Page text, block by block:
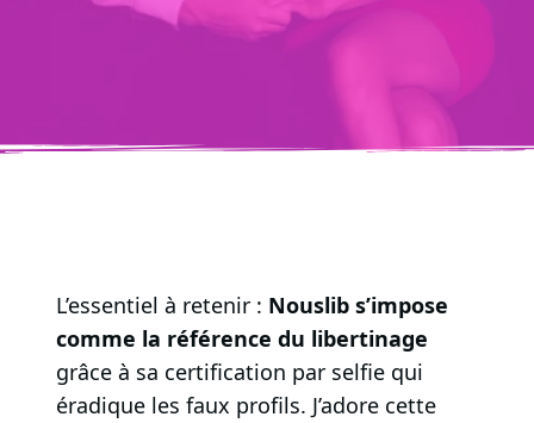
L’essentiel à retenir : Nouslib s’impose
comme la référence du libertinage
grâce à sa certification par selfie qui
éradique les faux profils. J’adore cette